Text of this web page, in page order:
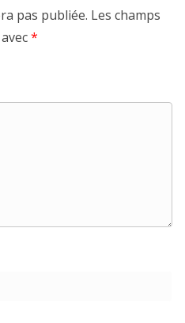
pas publiée. Les champs
*